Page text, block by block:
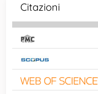
Citazioni